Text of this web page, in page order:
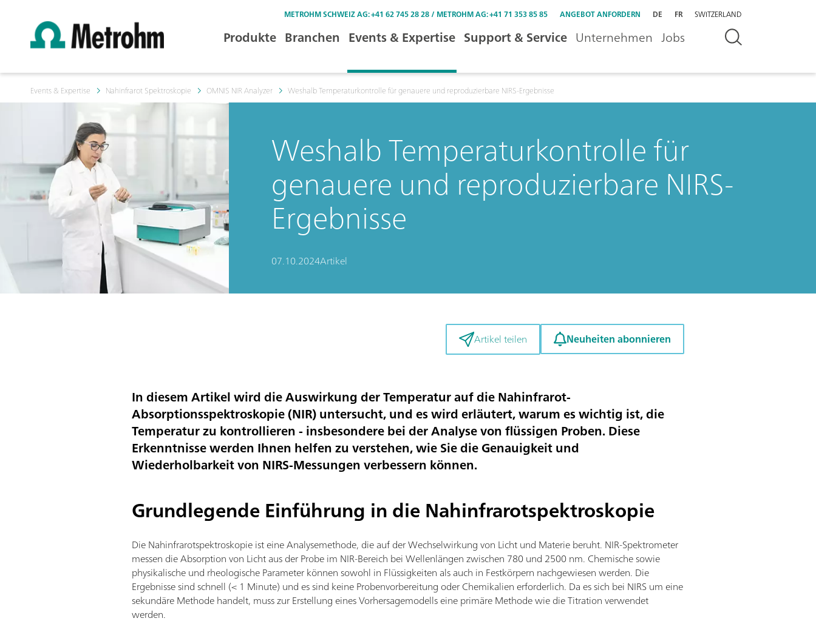
METROHM SCHWEIZ AG: +41 62 745 28 28 / METROHM AG: +41 71 353 85 85 ANGEBOT ANFORDERN DE FR SWITZERLAND
Produkte Branchen Events & Expertise Support & Service Unternehmen Jobs
Events & Expertise Nahinfrarot Spektroskopie OMNIS NIR Analyzer Weshalb Temperaturkontrolle für genauere und reproduzierbare NIRS-Ergebnisse
Weshalb Temperaturkontrolle für
genauere und reproduzierbare NIRS-
Ergebnisse
07.10.2024Artikel
Artikel teilen Neuheiten abonnieren
In diesem Artikel wird die Auswirkung der Temperatur auf die Nahinfrarot-
Absorptionsspektroskopie (NIR) untersucht, und es wird erläutert, warum es wichtig ist, die
Temperatur zu kontrollieren - insbesondere bei der Analyse von flüssigen Proben. Diese
Erkenntnisse werden Ihnen helfen zu verstehen, wie Sie die Genauigkeit und
Wiederholbarkeit von NIRS-Messungen verbessern können.
Grundlegende Einführung in die Nahinfrarotspektroskopie
Die Nahinfrarotspektroskopie ist eine Analysemethode, die auf der Wechselwirkung von Licht und Materie beruht. NIR-Spektrometer
messen die Absorption von Licht aus der Probe im NIR-Bereich bei Wellenlängen zwischen 780 und 2500 nm. Chemische sowie
physikalische und rheologische Parameter können sowohl in Flüssigkeiten als auch in Festkörpern nachgewiesen werden. Die
Ergebnisse sind schnell (< 1 Minute) und es sind keine Probenvorbereitung oder Chemikalien erforderlich. Da es sich bei NIRS um eine
sekundäre Methode handelt, muss zur Erstellung eines Vorhersagemodells eine primäre Methode wie die Titration verwendet
werden.